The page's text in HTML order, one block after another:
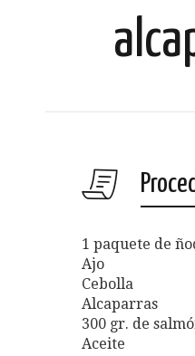
1 paquete de
Ajo
Cebolla
Alcaparras
300 gr. de
Aceite